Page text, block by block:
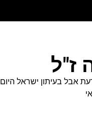
ז"ל
אבל בעיתון ישראל היום